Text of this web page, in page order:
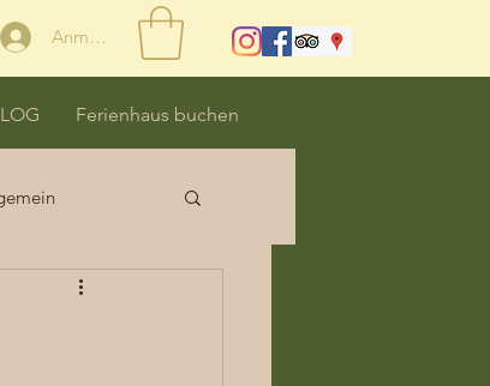
Anmelden
Ferienhaus buchen